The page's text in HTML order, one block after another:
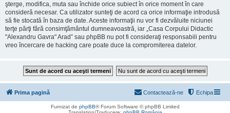
şterge, modifica, muta sau închide orice subiect în orice moment în care
consideră necesar. Ca utilizator sunteţi de acord ca orice informaţie introdusă
să fie stocată în baza de date. Aceste informaţii nu vor fi dezvăluite niciunei
terţe părţi fără consimţământul dumneavoastră, iar „Casa Corpului Didactic
"Alexandru Gavra" Arad” sau phpBB nu pot fi consideraţi responsabili pentru
vreo încercare de hacking care poate duce la compromiterea datelor.
Prima pagină Echipa
Contactează-ne
Furnizat de phpBB® Forum Software © phpBB Limited